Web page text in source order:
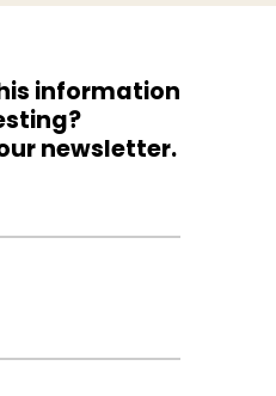
information
newsletter.